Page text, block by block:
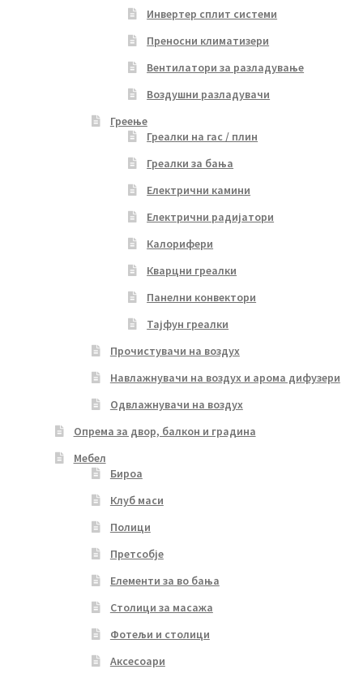
Инвертер сплит системи
Преносни климатизери
Вентилатори за разладување
Воздушни разладувачи
Греење
Греалки на гас / плин
Греалки за бања
Електрични камини
Електрични радијатори
Калорифери
Кварцни греалки
Панелни конвектори
Тајфун греалки
Прочистувачи на воздух
Навлажнувачи на воздух и арома дифузери
Одвлажнувачи на воздух
Опрема за двор, балкон и градина
Мебел
Бироа
Клуб маси
Полици
Претсобје
Елементи за во бања
Столици за масажа
Фотељи и столици
Аксесоари